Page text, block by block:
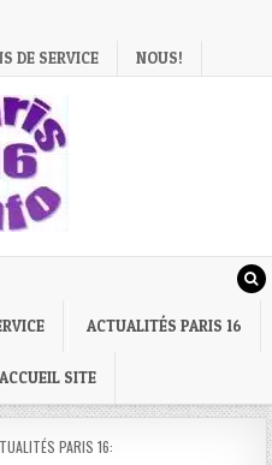
DE SERVICE NOUS!
ACTUALITÉS PARIS 16
ACCUEIL SITE
PARIS 16: